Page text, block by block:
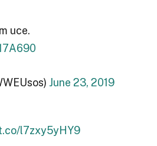
uce.
June 23, 2019
l7zxy5yHY9